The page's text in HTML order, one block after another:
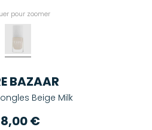
pour zoomer
BAZAAR
Beige Milk
€